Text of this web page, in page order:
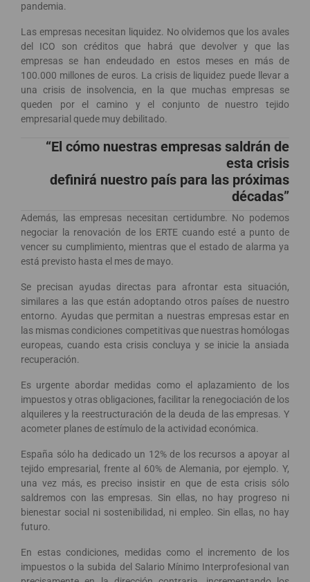
pandemia.
Las empresas necesitan liquidez. No olvidemos que los avales
del ICO son créditos que habrá que devolver y que las
empresas se han endeudado en estos meses en más de
100.000 millones de euros. La crisis de liquidez puede llevar a
una crisis de insolvencia, en la que muchas empresas se
queden por el camino y el conjunto de nuestro tejido
empresarial quede muy debilitado.
“El cómo nuestras empresas saldrán de
esta crisis
definirá nuestro país para las próximas
décadas”
Además, las empresas necesitan certidumbre. No podemos
negociar la renovación de los ERTE cuando esté a punto de
vencer su cumplimiento, mientras que el estado de alarma ya
está previsto hasta el mes de mayo.
Se precisan ayudas directas para afrontar esta situación,
similares a las que están adoptando otros países de nuestro
entorno. Ayudas que permitan a nuestras empresas estar en
las mismas condiciones competitivas que nuestras homólogas
europeas, cuando esta crisis concluya y se inicie la ansiada
recuperación.
Es urgente abordar medidas como el aplazamiento de los
impuestos y otras obligaciones, facilitar la renegociación de los
alquileres y la reestructuración de la deuda de las empresas. Y
acometer planes de estímulo de la actividad económica.
España sólo ha dedicado un 12% de los recursos a apoyar al
tejido empresarial, frente al 60% de Alemania, por ejemplo. Y,
una vez más, es preciso insistir en que de esta crisis sólo
saldremos con las empresas. Sin ellas, no hay progreso ni
bienestar social ni sostenibilidad, ni empleo. Sin ellas, no hay
futuro.
En estas condiciones, medidas como el incremento de los
impuestos o la subida del Salario Mínimo Interprofesional van